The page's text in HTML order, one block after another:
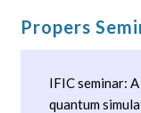
Propers
IFIC seminar:
quantum